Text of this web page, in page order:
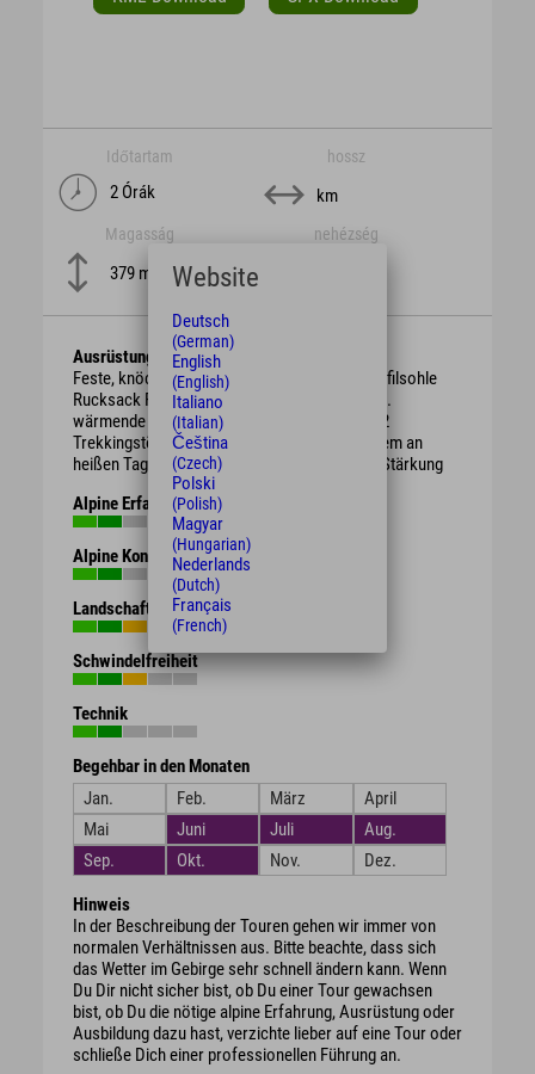
Időtartam
2 Órák
hossz
km
Magasság
379 m
nehézség
Ausrüstung
Feste, knöchelhohe Bergschuhe mit guter Profilsohle
Rucksack Regenschutz, je nach Witterung evtl.
wärmende Kleidung oder Sonnenschutz ggf. 2
Trekkingstöcke ausreichend Getränke vor allem an
heißen Tagen evtl. Brotzeit / Süßigkeiten zur Stärkung
Alpine Erfahrung
Alpine Kondition
Landschaft
Schwindelfreiheit
Technik
Begehbar in den Monaten
Jan.
Feb. März
April
Mai
Juni Juli
Aug.
Sep.
Okt. Nov. Dez.
Hinweis
In der Beschreibung der Touren gehen wir immer von
normalen Verhältnissen aus. Bitte beachte, dass sich
das Wetter im Gebirge sehr schnell ändern kann. Wenn
Du Dir nicht sicher bist, ob Du einer Tour gewachsen
bist, ob Du die nötige alpine Erfahrung, Ausrüstung oder
Ausbildung dazu hast, verzichte lieber auf eine Tour oder
schließe Dich einer professionellen Führung an.
Website
Deutsch
(German)
English
(English)
Italiano
(Italian)
Čeština
(Czech)
Polski
(Polish)
Magyar
(Hungarian)
Nederlands
(Dutch)
Français
(French)